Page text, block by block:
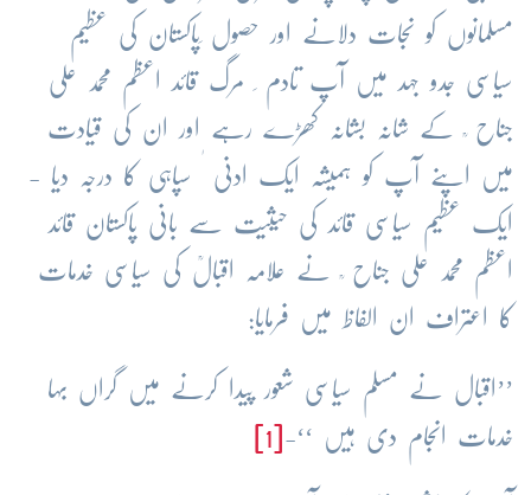
مسلمانوں کو نجات دلانے اور حصول ِپاکستان کی عظیم
سیاسی جدو جہد میں آپ تادم ِ مرگ قائد اعظم محمد علی
جناح ؒ کے شانہ بشانہ کھڑے رہے اور ان کی قیادت
میں اپنے آپ کو ہمیشہ ایک ادنی ٰ سپاہی کا درجہ دیا -
ایک عظیم سیاسی قائد کی حیثیت سے بانی پاکستان قائد
اعظم محمد علی جناح ؒ نے علامہ اقبالؒ کی سیاسی خدمات
کا اعتراف ان الفاظ میں فرمایا:
’’اقبال نے مسلم سیاسی شعور پیدا کرنے میں گراں بہا
خدمات انجام دی ہیں ‘‘-